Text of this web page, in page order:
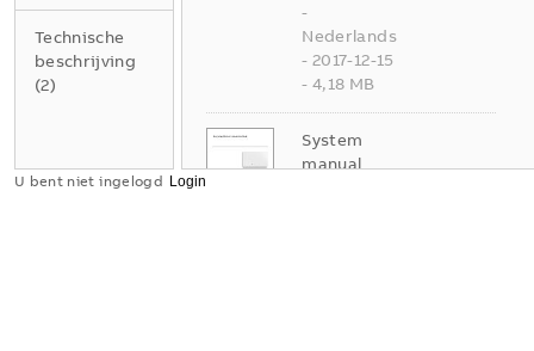
Technische
beschrijving
(2)
-
Nederlands
-2017-12-15
-4,18 MB
System
manual
U bent niet ingelogd